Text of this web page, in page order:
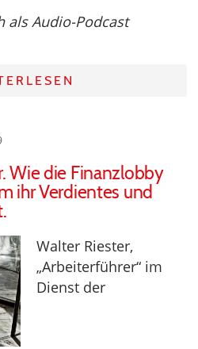
als Audio-Podcast
Wie die Finanzlobby
ihr Verdientes und
Walter Riester,
„Arbeiterführer“ im
Dienst der